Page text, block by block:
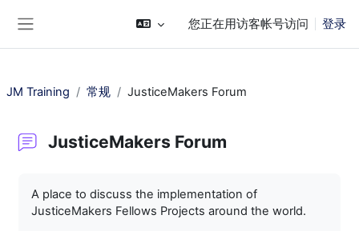
您正在用访客帐号访问 登录
JM Training 常规 JusticeMakers Forum
JusticeMakers Forum
A place to discuss the implementation of
JusticeMakers Fellows Projects around the world.